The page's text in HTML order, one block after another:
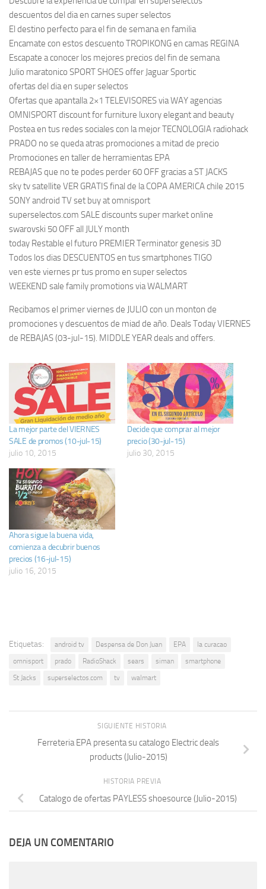
descuentos del dia en carnes super selectos
El destino perfecto para el fin de semana en familia
Encamate con estos descuento TROPIKONG en camas REGINA
Escapate a conocer los mejores precios del fin de semana
Julio maratonico SPORT SHOES offer Jaguar Sportic
ofertas del dia en super selectos
Ofertas que apantalla 2×1 TELEVISORES via WAY agencias
OMNISPORT discount for furniture luxory elegant and beauty
Postea en tus redes sociales con la mejor TECNOLOGIA radiohack
PRADO no se queda atras promociones a mitad de precio
Promociones en taller de herramientas EPA
REBAJAS que no te podes perder 60 OFF gracias a ST JACKS
sky tv satellite VER GRATIS final de la COPA AMERICA chile 2015
SONY android TV set buy at omnisport
superselectos.com SALE discounts super market online
swarovski 50 OFF all JULY month
today Restable el futuro PREMIER Terminator genesis 3D
Todos los dias DESCUENTOS en tus smartphones TIGO
ven este viernes pr tus promo en super selectos
WEEKEND sale family promotions via WALMART
Recibamos el primer viernes de JULIO con un monton de
promociones y descuentos de miad de año. Deals Today VIERNES
de REBAJAS (03-jul-15). MIDDLE YEAR deals and offers.
La mejor parte del VIERNES
SALE de promos (10-jul-15)
julio 10, 2015
Decide que comprar al mejor
precio (30-jul-15)
julio 30, 2015
Ahora sigue la buena vida,
comienza a decubrir buenos
precios (16-jul-15)
julio 16, 2015
Etiquetas: android tv Despensa de Don Juan EPA
la curacao
omnisport
prado RadioShack sears siman
smartphone
St Jacks
superselectos.com tv walmart
SIGUIENTE HISTORIA
Ferreteria EPA presenta su catalogo Electric deals
products (Julio-2015)
HISTORIA PREVIA
Catalogo de ofertas PAYLESS shoesource (Julio-2015)
DEJA UN COMENTARIO